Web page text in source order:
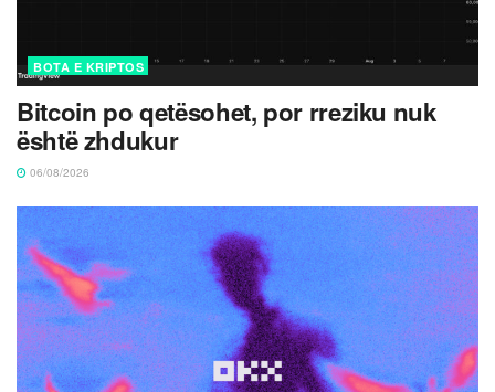
BOTA E KRIPTOS
Bitcoin po qetësohet, por rreziku nuk
është zhdukur
06/08/2026